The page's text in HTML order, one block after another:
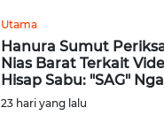
Utama
Hanura Sumut
Nias Barat Terkait
Hisap Sabu: "SAG"
23 hari yang lalu